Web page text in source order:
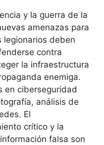
y la guerra de la
amenazas para
legionarios deben
contra
la infraestructura
enemiga.
en ciberseguridad
análisis de
El
crítico y la
falsa son